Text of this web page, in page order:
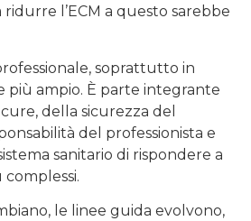
ridurre l’ECM a questo sarebbe
soprattutto in
più ampio. È parte integrante
della sicurezza del
del professionista e
sanitario di rispondere a
le linee guida evolvono,